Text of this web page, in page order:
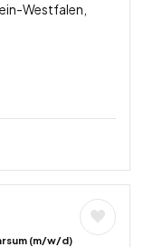
Westfalen,
(m/w/d)